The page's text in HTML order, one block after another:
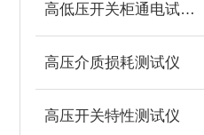
高低压开关柜通电试验台
高压介质损耗测试仪
高压开关特性测试仪